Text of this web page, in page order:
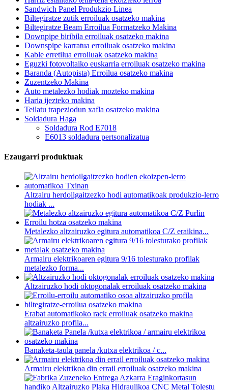
Sandwich Panel Produkzio Linea
Biltegiratze zutik erroiluak osatzeko makina
Biltegiratze Beam Erroilua Formatzeko Makina
Downpipe biribila erroiluak osatzeko makina
Downspipe karratua erroiluak osatzeko makina
Kable erretilua erroiluak osatzeko makina
Eguzki fotovoltaiko euskarria erroiluak osatzeko makina
Baranda (Autopista) Erroilua osatzeko makina
Zuzentzeko Makina
Auto metalezko hodiak mozteko makina
Haria ijezteko makina
Teilatu trapeziodun xafla osatzeko makina
Soldadura Haga
Soldadura Rod E7018
E6013 soldadura pertsonalizatua
Ezaugarri produktuak
Altzairu herdoilgaitzezko hodi automatikoak produkzio-lerro
hodiak ...
Metalezko altzairuzko egitura automatikoa C/Z eraikina...
Armairu elektrikoaren egitura 9/16 tolesturako profilak
metalezko forma...
Altzairuzko hodi oktogonalak erroiluak osatzeko makina
Erabat automatikoko rack erroiluak osatzeko makina
altzairuzko profila...
Banaketa-taula panela /kutxa elektrikoa / c...
Armairu elektrikoa din errail erroiluak osatzeko makina